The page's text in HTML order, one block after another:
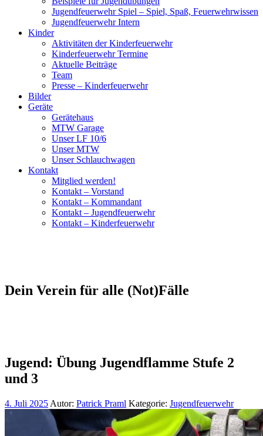
Jugendfeuerwehr Spiel – Spiel, Spaß, Feuerwehrwissen
Jugendfeuerwehr Intern
Kinder
Aktivitäten der Kinderfeuerwehr
Kinderfeuerwehr Termine
Aktuelle Beiträge
Team
Presse – Kinderfeuerwehr
Bilder
Geräte
Gerätehaus
MTW Garage
Unser LF 10/6
Unser MTW
Unser Schlauchwagen
Kontakt
Mitglied werden!
Kontakt – Vorstand
Kontakt – Kommandant
Kontakt – Jugendfeuerwehr
Kontakt – Kinderfeuerwehr
Dein Verein für alle (Not)Fälle
Jugend: Übung Jugendflamme Stufe 2
und 3
4. Juli 2025 Autor: Patrick Praml Kategorie: Jugendfeuerwehr